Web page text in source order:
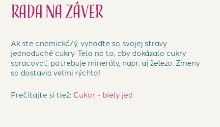
Rada na záver
Ak ste anemická/ý, vyhoďte so svojej stravy
jednoduché cukry. Telo na to, aby dokázalo cukry
spracovať, potrebuje minerály, napr. aj železo. Zmeny
sa dostavia veľmi rýchlo!
Prečítajte si tiež: Cukor - biely jed